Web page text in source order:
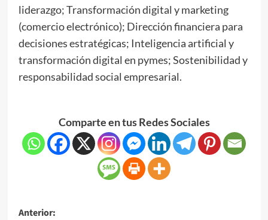
liderazgo; Transformación digital y marketing
(comercio electrónico); Dirección financiera para
decisiones estratégicas; Inteligencia artificial y
transformación digital en pymes; Sostenibilidad y
responsabilidad social empresarial.
Comparte en tus Redes Sociales
Anterior: